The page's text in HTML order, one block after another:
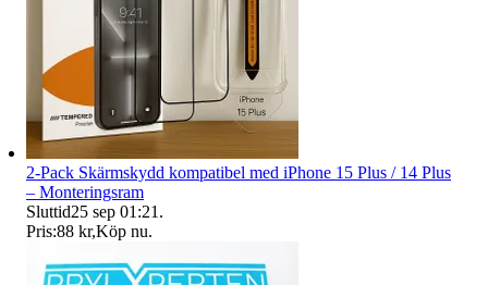
2-Pack Skärmskydd kompatibel med iPhone 15 Plus / 14 Plus
– Monteringsram
Sluttid25 sep 01:21 .
Pris:88 kr,Köp nu.